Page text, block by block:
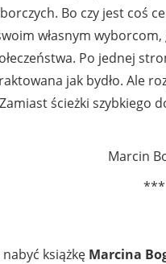
Bo czy jest coś
własnym
Po jednej
jak bydło. Ale
ścieżki szybkiego
Marcin
***
książkę Marcina